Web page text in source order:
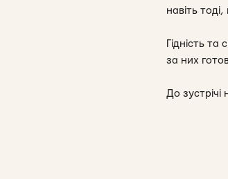
навіть
Гідність
за них
До